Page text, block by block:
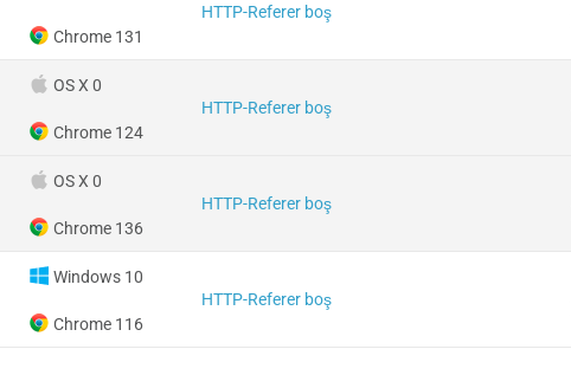
Chrome 131
HTTP-Referer boş
OS X 0
Chrome 124
HTTP-Referer boş
OS X 0
Chrome 136
HTTP-Referer boş
Windows 10
Chrome 116
HTTP-Referer boş